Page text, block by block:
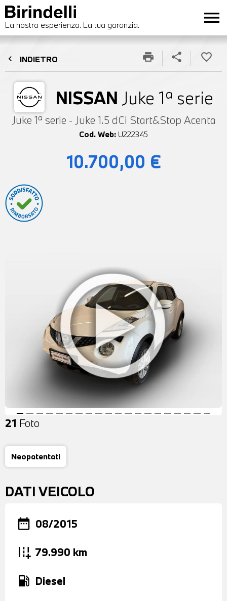
La nostra esperienza. La tua garanzia. menu
chevron_left INDIETRO
NISSAN Juke 1ª serie
Juke 1ª serie - Juke 1.5 dCi Start&Stop Acenta
Cod. Web: U222345
print share favorite_border
10.700,00 €
21 Foto
Neopatentati
DATI VEICOLO
date_range 08/2015
add_road 79.990 km
local_gas_station Diesel